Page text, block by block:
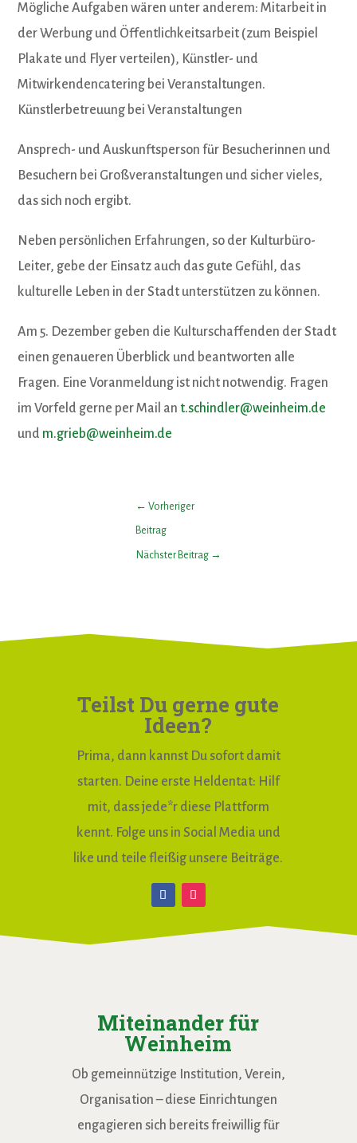
Mögliche Aufgaben wären unter anderem: Mitarbeit in
der Werbung und Öffentlichkeitsarbeit (zum Beispiel
Plakate und Flyer verteilen), Künstler- und
Mitwirkendencatering bei Veranstaltungen.
Künstlerbetreuung bei Veranstaltungen
Ansprech- und Auskunftsperson für Besucherinnen und
Besuchern bei Großveranstaltungen und sicher vieles,
das sich noch ergibt.
Neben persönlichen Erfahrungen, so der Kulturbüro-
Leiter, gebe der Einsatz auch das gute Gefühl, das
kulturelle Leben in der Stadt unterstützen zu können.
Am 5. Dezember geben die Kulturschaffenden der Stadt
einen genaueren Überblick und beantworten alle
Fragen. Eine Voranmeldung ist nicht notwendig. Fragen
im Vorfeld gerne per Mail ant.schindler@weinheim.de
und m.grieb@weinheim.de
←Vorheriger
Beitrag
Nächster Beitrag→
Teilst Du gerne gute
Ideen?
Prima, dann kannst Du sofort damit
starten. Deine erste Heldentat: Hilf
mit, dass jede*r diese Plattform
kennt. Folge uns in Social Media und
like und teile fleißig unsere Beiträge.
Miteinander für
Weinheim
Ob gemeinnützige Institution, Verein,
Organisation – diese Einrichtungen
engagieren sich bereits freiwillig für